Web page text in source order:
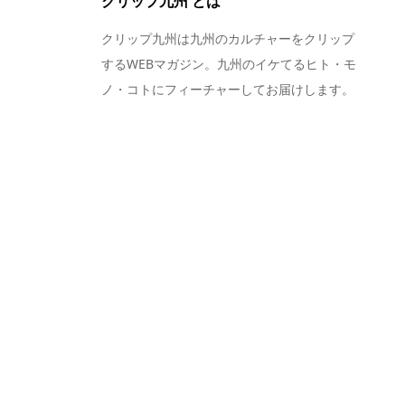
クリップ九州は九州のカルチャーをクリップ
するWEBマガジン。九州のイケてるヒト・モ
ノ・コトにフィーチャーしてお届けします。